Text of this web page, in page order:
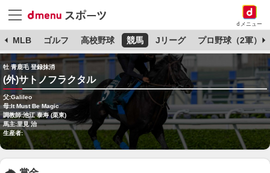
dメニュー
MLB ゴルフ 高校野球 競馬 Jリーグ プロ野球（2軍）
牡 青鹿毛 登録抹消
(外)サトノフラクタル
父:Galileo
母:It Must Be Magic
調教師:池江 泰寿 (栗東)
馬主:里見 治
生産者: